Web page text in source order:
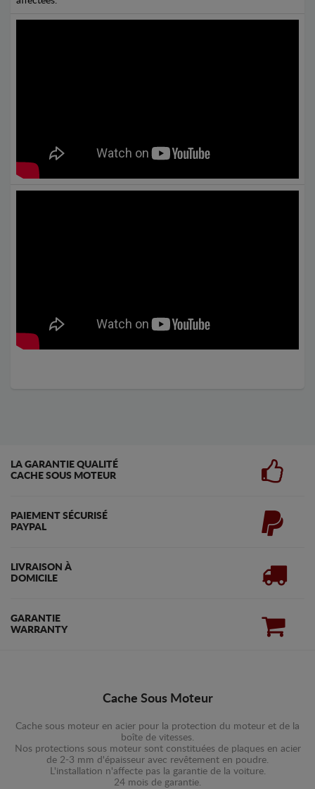
LA GARANTIE QUALITÉ
CACHE SOUS MOTEUR
PAIEMENT SÉCURISÉ
PAYPAL
LIVRAISON À
DOMICILE
GARANTIE
WARRANTY
Cache Sous Moteur
Cache sous moteur en acier pour la protection du moteur et de la
boîte de vitesses.
Nos protections sous moteur sont constituées de plaques en acier
de 2-3 mm d'épaisseur avec revêtement en poudre.
L'installation n'affecte pas la garantie de la voiture.
24 mois de garantie.